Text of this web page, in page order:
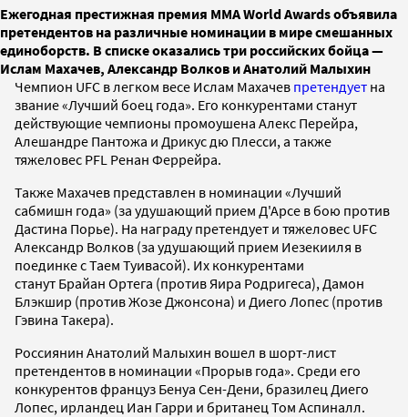
Ежегодная престижная премия MMA World Awards объявила
претендентов на различные номинации в мире смешанных
единоборств. В списке оказались три российских бойца —
Ислам Махачев, Александр Волков и Анатолий Малыхин
Чемпион UFC в легком весе Ислам Махачев претендует на
звание «Лучший боец года». Его конкурентами станут
действующие чемпионы промоушена Алекс Перейра,
Алешандре Пантожа и Дрикус дю Плесси, а также
тяжеловес PFL Ренан Феррейра.
Также Махачев представлен в номинации «Лучший
сабмишн года» (за удушающий прием Д'Арсе в бою против
Дастина Порье). На награду претендует и тяжеловес UFC
Александр Волков (за удушающий прием Иезекииля в
поединке с Таем Туивасой). Их конкурентами
станут Брайан Ортега (против Яира Родригеса), Дамон
Блэкшир (против Жозе Джонсона) и Диего Лопес (против
Гэвина Такера).
Россиянин Анатолий Малыхин вошел в шорт-лист
претендентов в номинации «Прорыв года». Среди его
конкурентов француз Бенуа Сен-Дени, бразилец Диего
Лопес, ирландец Иан Гарри и британец Том Аспиналл.